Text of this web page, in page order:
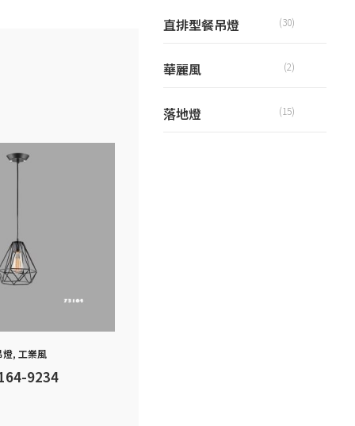
燈, 工業風
9234
直排型餐吊燈 (30)
華麗風 (2)
落地燈 (15)